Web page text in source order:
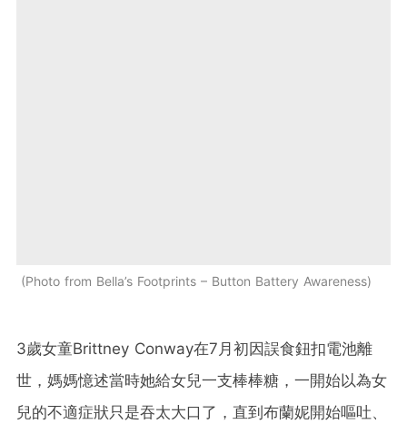
Photo from Bella’s Footprints – Button Battery Awareness
3歲女童Brittney Conway在7月初因誤食鈕扣電池離
世，媽媽憶述當時她給女兒一支棒棒糖，一開始以為女
兒的不適症狀只是吞太大口了，直到布蘭妮開始嘔吐、